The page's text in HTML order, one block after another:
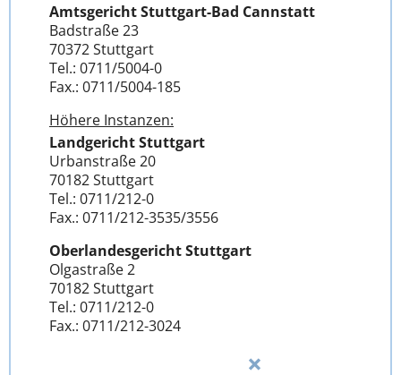
Amtsgericht Stuttgart-Bad Cannstatt
Badstraße 23
70372 Stuttgart
Tel.: 0711/5004-0
Fax.: 0711/5004-185
Höhere Instanzen:
Landgericht Stuttgart
Urbanstraße 20
70182 Stuttgart
Tel.: 0711/212-0
Fax.: 0711/212-3535/3556
Oberlandesgericht Stuttgart
Olgastraße 2
70182 Stuttgart
Tel.: 0711/212-0
Fax.: 0711/212-3024